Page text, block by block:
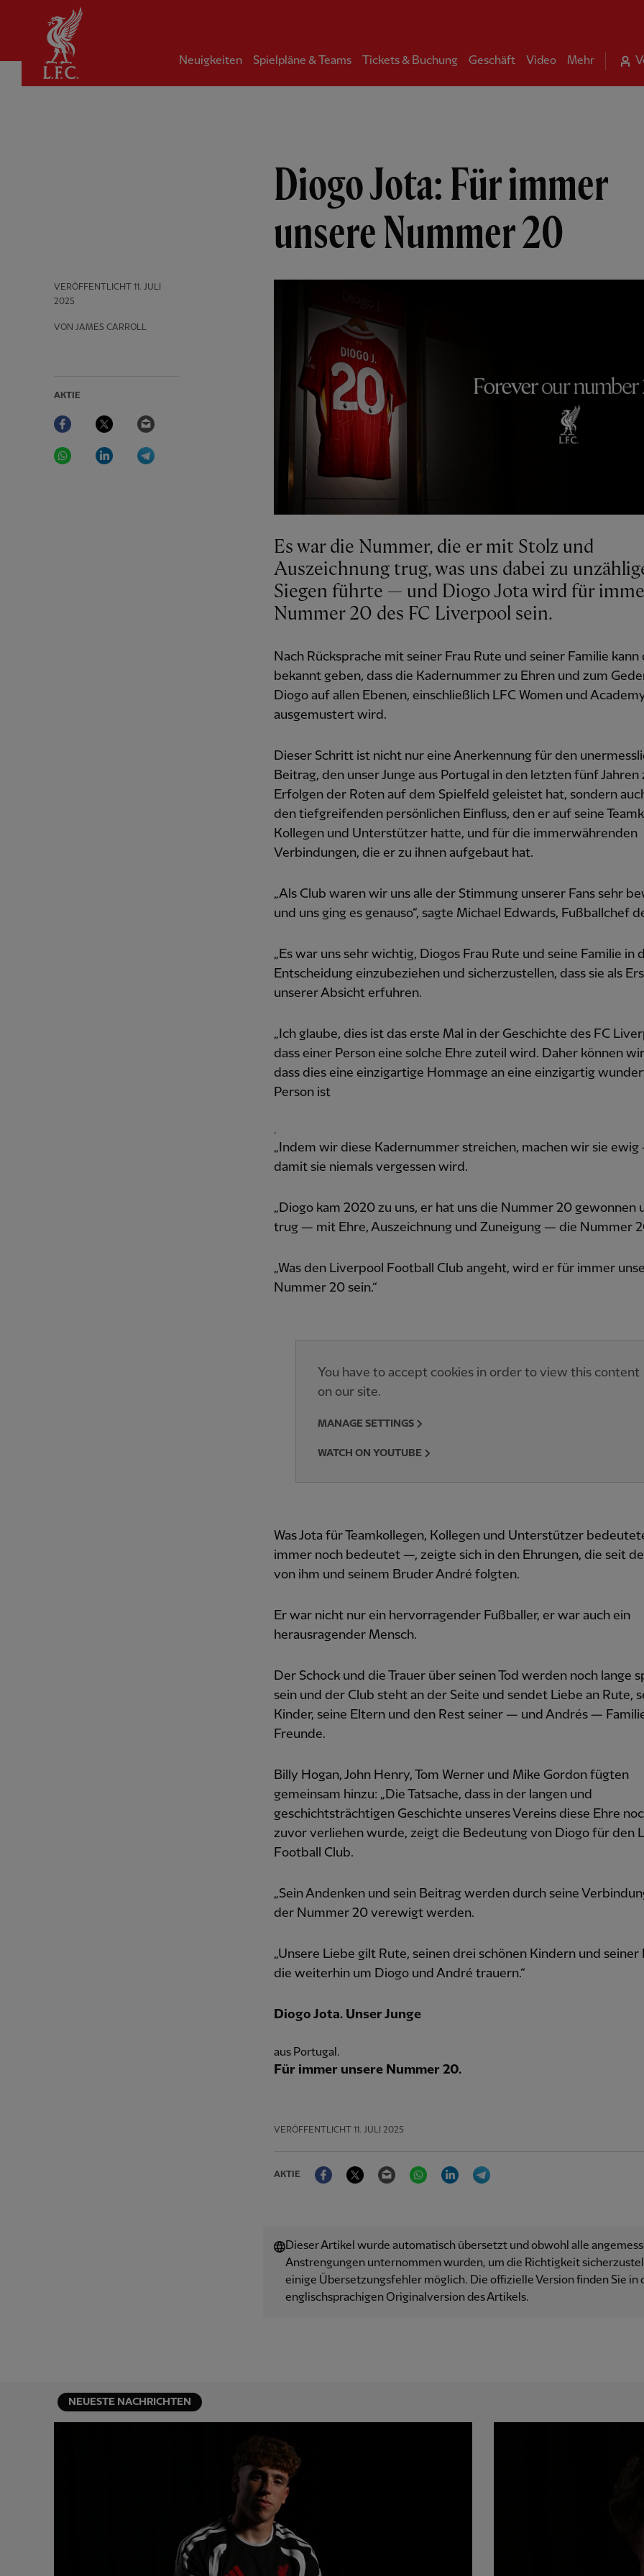
Neuigkeiten Spielpläne & Teams Tickets & Buchung Geschäft Video Mehr
Diogo Jota: Für immer
unsere Nummer 20
VERÖFFENTLICHT 11. JULI
2025
VON JAMES CARROLL
AKTIE
Facebook Twitter
WhatsAppLinkedIn
Es war die Nummer, die er mit Stolz und
Auszeichnung trug, was uns dabei zu
Siegen führte — und Diogo Jota wird für
Nummer 20 des FC Liverpool sein.
Nach Rücksprache mit seiner Frau Rute und seiner Familie kann
bekannt geben, dass die Kadernummer zu Ehren und zum
Diogo auf allen Ebenen, einschließlich LFC Women und
ausgemustert wird.
Dieser Schritt ist nicht nur eine Anerkennung für den
Beitrag, den unser Junge aus Portugal in den letzten fünf Jahren
Erfolgen der Roten auf dem Spielfeld geleistet hat, sondern
den tiefgreifenden persönlichen Einfluss, den er auf seine
Kollegen und Unterstützer hatte, und für die immerwährenden
Verbindungen, die er zu ihnen aufgebaut hat.
„Als Club waren wir uns alle der Stimmung unserer Fans sehr
und uns ging es genauso“, sagte Michael Edwards, Fußballchef
„Es war uns sehr wichtig, Diogos Frau Rute und seine Familie in
Entscheidung einzubeziehen und sicherzustellen, dass sie als
unserer Absicht erfuhren.
„Ich glaube, dies ist das erste Mal in der Geschichte des FC
dass einer Person eine solche Ehre zuteil wird. Daher können
dass dies eine einzigartige Hommage an eine einzigartig
Person ist
.
„Indem wir diese Kadernummer streichen, machen wir sie ewig
damit sie niemals vergessen wird.
„Diogo kam 2020 zu uns, er hat uns die Nummer 20 gewonnen
trug — mit Ehre, Auszeichnung und Zuneigung — die Nummer
„Was den Liverpool Football Club angeht, wird er für immer
Nummer 20 sein.“
You have to accept cookies in order to view this content
on our site.
MANAGE SETTINGS
WATCH ON YOUTUBE
Was Jota für Teamkollegen, Kollegen und Unterstützer
immer noch bedeutet —, zeigte sich in den Ehrungen, die seit
von ihm und seinem Bruder André folgten.
Er war nicht nur ein hervorragender Fußballer, er war auch ein
herausragender Mensch.
Der Schock und die Trauer über seinen Tod werden noch lange
sein und der Club steht an der Seite und sendet Liebe an Rute,
Kinder, seine Eltern und den Rest seiner — und Andrés —
Freunde.
Billy Hogan, John Henry, Tom Werner und Mike Gordon fügten
gemeinsam hinzu: „Die Tatsache, dass in der langen und
geschichtsträchtigen Geschichte unseres Vereins diese Ehre
zuvor verliehen wurde, zeigt die Bedeutung von Diogo für den
Football Club.
„Sein Andenken und sein Beitrag werden durch seine
der Nummer 20 verewigt werden.
„Unsere Liebe gilt Rute, seinen drei schönen Kindern und seiner
die weiterhin um Diogo und André trauern.“
Diogo Jota. Unser Junge
aus Portugal.
Für immer unsere Nummer 20.
VERÖFFENTLICHT 11. JULI 2025
AKTIE
FacebookTwitter Email WhatsAppLinkedIn
Dieser Artikel wurde automatisch übersetzt und obwohl alle
Anstrengungen unternommen wurden, um die Richtigkeit
einige Übersetzungsfehler möglich. Die offizielle Version finden Sie in
englischsprachigen Originalversion des Artikels.
NEUESTE NACHRICHTEN